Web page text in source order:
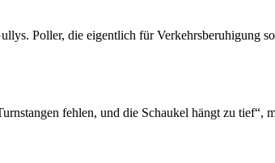
Poller, die eigentlich für Verkehrsberuhigung
fehlen, und die Schaukel hängt zu tief“,